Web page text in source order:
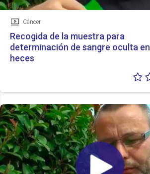
Vídeo
Cáncer
Recogida de la muestra para
determinación de sangre oculta en
heces